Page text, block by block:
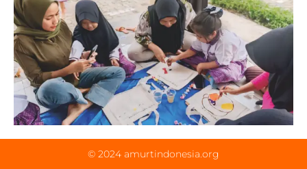
© 2024 amurtindonesia.org